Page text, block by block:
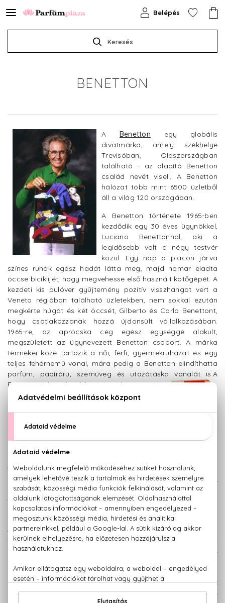
Keresés
Belépés
BENETTON
A Benetton egy globális
divatmárka, amely székhelye
Trevisóban, Olaszországban
található - az alapító Benetton
család nevét viseli. A Benetton
hálózat több mint 6500 üzletből
áll a világ 120 országában.
A Benetton története 1965-ben
kezdődik egy 30 éves ügynökkel,
Luciano Benettonnal, aki a
legidősebb volt a négy testvér
közül. Egy nap a piacon járva
színes ruhák egész hadát látta meg, majd hamar eladta
öccse biciklijét, hogy megvehesse első használt kötőgépét. A
kezdeti kis pulóver gyűjtemény pozitív visszhangot vert a
Veneto régióban található üzletekben, nem sokkal ezután
megkérte húgát és két öccsét, Gilberto és Carlo Benettont,
hogy csatlakozzanak hozzá újdonsült vállalkozásában.
1965-re, az aprócska cég egész egységgé alakult,
megszületett az úgynevezett Benetton csoport. A márka
termékei közé tartozik a női, férfi, gyermekruházat és egy
teljes fehérnemű vonal, mára pedig a Benetton elindíthatta
parfüm, papíráru, szemüveg és utazótáska vonalát is.A
Benetton hihetetlenül híressé vált a
márka egyenlősségért küzdő
Parfümvonalának egyik
csíkokba öltözött Essence Of
virágos illatjegyekben egyszerre pompázik. A 2008-ban
megjelent parfüm bájos, játékos és igazán pozitív. A
nyitányban szereplő barack és narancs egzotikus illatát a
frézia, a jázmin és a rózsa követi, mely fiatalossá, de mégis
nőiessé varázsolja Benetton szikrázóan vidám parfümjét.
A kicsattanóan energikus parfümpárost már messziről
felismerhetjük, hiszen az Energy Pop névre keresztelt
parfümök bolondos, pöttyös színekben jelentek meg. A
gyümölcsös illat a magabiztos fiatal nők számára. Édes,
érzéki és élénkítő, nem csoda, hiszen a parfüm összetevőinek
listája leginkább egy egzotikus koktélreceptre emlékeztet. A